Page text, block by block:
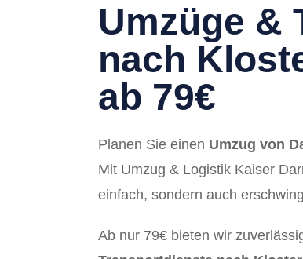
Umzüge &
nach
ab 79€
Planen Sie einen Umzug von
Mit Umzug & Logistik Kaiser
einfach, sondern auch
Ab nur 79€ bieten wir